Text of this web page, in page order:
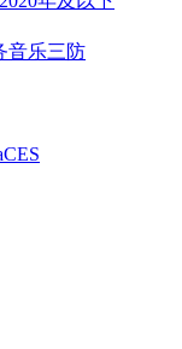
音乐三防
CES